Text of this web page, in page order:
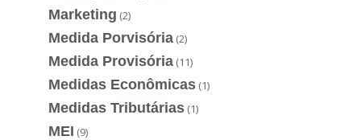
Marketing (2)
Medida Porvisória (2)
Medida Provisória (11)
Medidas Econômicas (1)
Medidas Tributárias (1)
MEI (9)